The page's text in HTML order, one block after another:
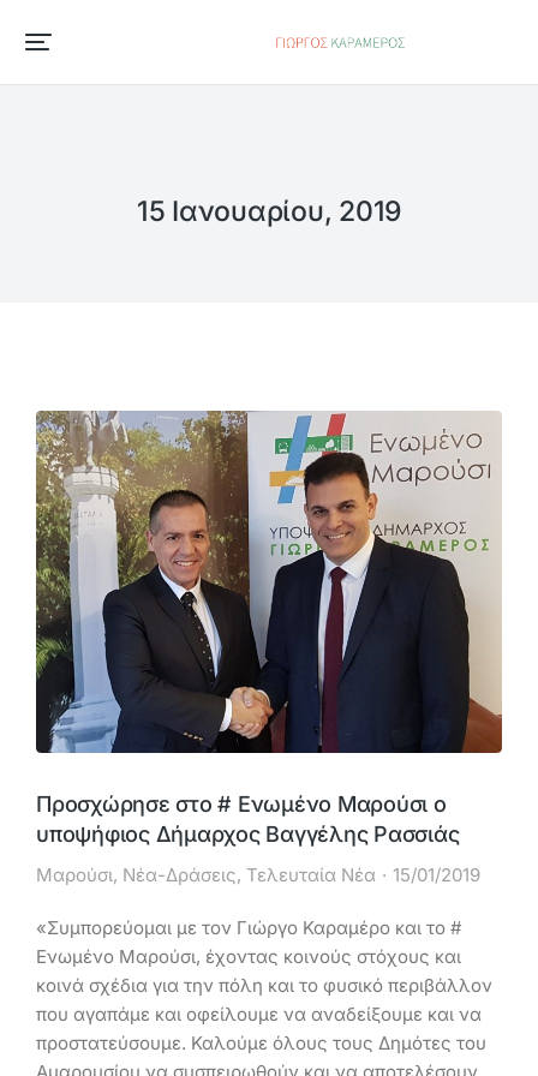
15 Ιανουαρίου, 2019
Προσχώρησε στο # Ενωμένο Μαρούσι ο
υποψήφιος Δήμαρχος Βαγγέλης Ρασσιάς
Μαρούσι, Νέα-Δράσεις, Τελευταία Νέα 15/01/2019
«Συμπορεύομαι με τον Γιώργο Καραμέρο και το #
Ενωμένο Μαρούσι, έχοντας κοινούς στόχους και
κοινά σχέδια για την πόλη και το φυσικό περιβάλλον
που αγαπάμε και οφείλουμε να αναδείξουμε και να
προστατεύσουμε. Καλούμε όλους τους Δημότες του